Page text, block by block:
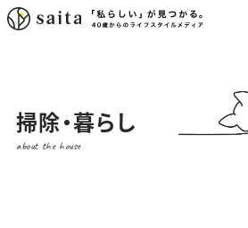
掃除・暮らし
about the house